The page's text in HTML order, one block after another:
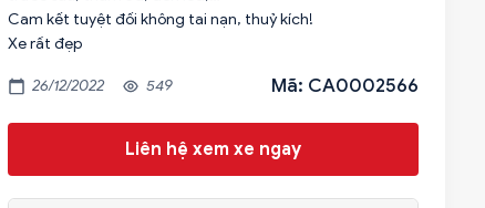
Cam kết tuyệt đối không tai nạn, thuỷ kích!
Xe rất đẹp
26/12/2022 549 Mã: CA0002566
Liên hệ xem xe ngay